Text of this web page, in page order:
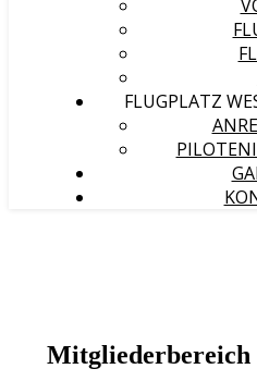
FLUGPLATZ
Mitgliederbereich